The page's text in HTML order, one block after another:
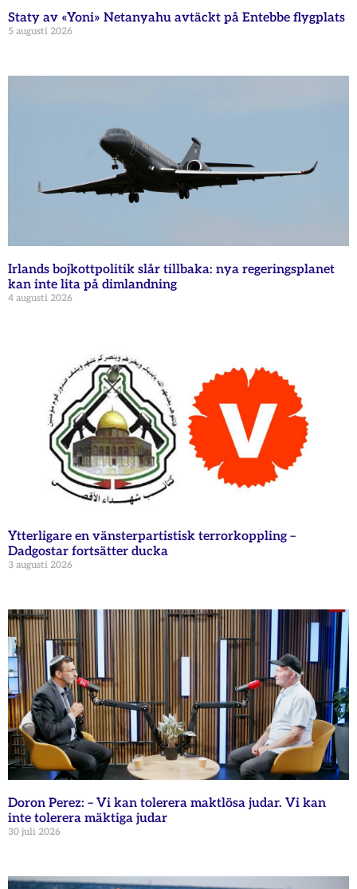
Staty av «Yoni» Netanyahu avtäckt på Entebbe flygplats
5 augusti 2026
Irlands bojkottpolitik slår tillbaka: nya regeringsplanet
kan inte lita på dimlandning
4 augusti 2026
Ytterligare en vänsterpartistisk terrorkoppling –
Dadgostar fortsätter ducka
3 augusti 2026
Doron Perez: – Vi kan tolerera maktlösa judar. Vi kan
inte tolerera mäktiga judar
30 juli 2026